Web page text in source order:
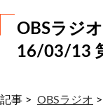
OBSラジ
16/03/13
記事 > OBSラジオ >